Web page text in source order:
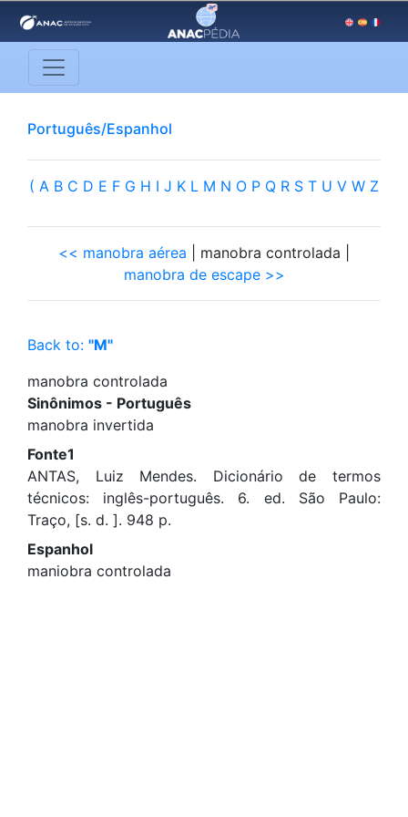
Português/Espanhol
( A B C D E F G H I J K L M N O P Q R S T U V W Z
<< manobra aérea | manobra controlada |
manobra de escape >>
Back to: "M"
manobra controlada
Sinônimos - Português
manobra invertida
Fonte1
ANTAS, Luiz Mendes. Dicionário de termos
técnicos: inglês-português. 6. ed. São Paulo:
Traço, [s. d. ]. 948 p.
Espanhol
maniobra controlada